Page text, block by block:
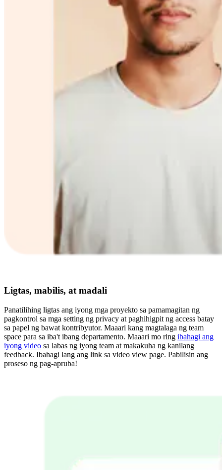
Ligtas, mabilis, at madali
Panatilihing ligtas ang iyong mga proyekto sa pamamagitan ng
pagkontrol sa mga setting ng privacy at paghihigpit ng access batay
sa papel ng bawat kontribyutor. Maaari kang magtalaga ng team
space para sa iba't ibang departamento. Maaari mo ring ibahagi ang
iyong video sa labas ng iyong team at makakuha ng kanilang
feedback. Ibahagi lang ang link sa video view page. Pabilisin ang
proseso ng pag-apruba!